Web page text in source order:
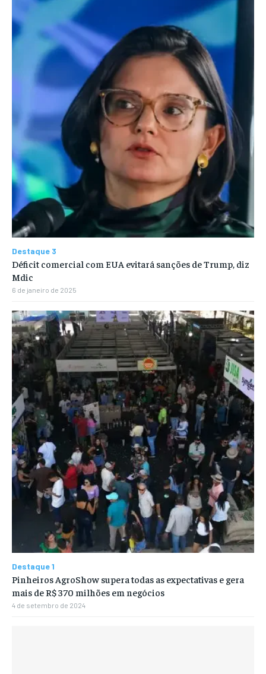
Destaque 3
Déficit comercial com EUA evitará sanções de Trump, diz
Mdic
6 de janeiro de 2025
Destaque 1
Pinheiros AgroShow supera todas as expectativas e gera
mais de R$ 370 milhões em negócios
4 de setembro de 2024